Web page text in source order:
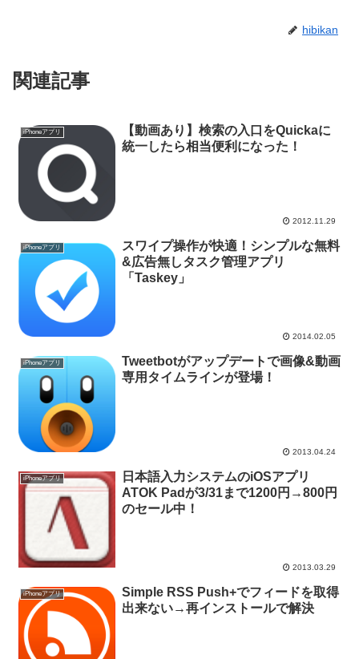
hibikan
関連記事
iPhoneアプリ
【動画あり】検索の入口をQuickaに
統一したら相当便利になった！
2012.11.29
iPhoneアプリ
スワイプ操作が快適！シンプルな無料
&広告無しタスク管理アプリ
「Taskey」
2014.02.05
iPhoneアプリ
Tweetbotがアップデートで画像&動画
専用タイムラインが登場！
2013.04.24
iPhoneアプリ
日本語入力システムのiOSアプリ
ATOK Padが3/31まで1200円→800円
のセール中！
2013.03.29
iPhoneアプリ
Simple RSS Push+でフィードを取得
出来ない→再インストールで解決